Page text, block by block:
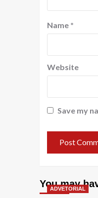
Name *
Website
Save my
You may
ADVETORIAL